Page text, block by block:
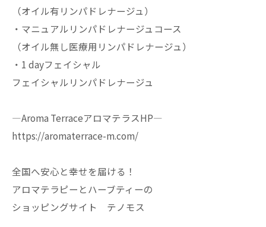
（オイル有リンパドレナージュ）
・マニュアルリンパドレナージュコース
（オイル無し医療用リンパドレナージュ）
・1 dayフェイシャル
フェイシャルリンパドレナージュ
—Aroma TerraceアロマテラスHP—
https://aromaterrace-m.com/
全国へ安心と幸せを届ける！
アロマテラピーとハーブティーの
ショッピングサイト テノモス